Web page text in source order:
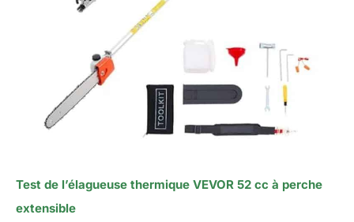
Test de l’élagueuse thermique VEVOR 52 cc à perche
extensible